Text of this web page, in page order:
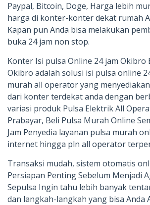
Paypal, Bitcoin, Doge, Harga lebih
harga di konter-konter dekat rumah
Kapan pun Anda bisa melakukan
buka 24 jam non stop.
Konter Isi pulsa Online 24 jam Okibro
Okibro adalah solusi isi pulsa online
murah all operator yang
dari konter terdekat anda dengan
variasi produk Pulsa Elektrik All
Prabayar, Beli Pulsa Murah Online
Jam Penyedia layanan pulsa murah
internet hingga pln all operator
Transaksi mudah, sistem otomatis
Persiapan Penting Sebelum Menjadi
Sepulsa Ingin tahu lebih banyak
dan langkah-langkah yang bisa Anda